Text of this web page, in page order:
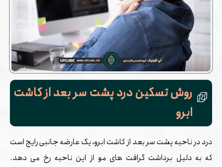
روش تسکین درد پشت سر بعد از کاشت
ابرو
درد در ناحیه پشت سر بعد از کاشت ابرو، یک عارضه جانبی رایج است
که به دلیل برداشت گرافت ‌های مو از این ناحیه رخ می ‌دهد.